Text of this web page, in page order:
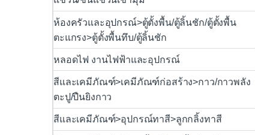
ห้องครัวและอุปกรณ์>ตู้ตั้งพื้น/ตู้ลิ้นชัก/ตู้ตั้งพื้น
ตะแกรง>ตู้ตั้งพื้นทึบ/ตู้ลิ้นชัก
หลอดไฟ งานไฟฟ้าและอุปกรณ์
สีและเคมีภัณฑ์>เคมีภัณฑ์ก่อสร้าง>กาว/กาวพลัง
ตะปู/ปืนยิงกาว
สีและเคมีภัณฑ์>อุปกรณ์ทาสี>ลูกกลิ้งทาสี